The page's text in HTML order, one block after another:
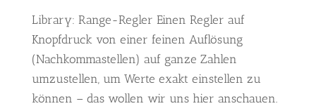
Library: Range-Regler Einen Regler auf
Knopfdruck von einer feinen Auflösung
(Nachkommastellen) auf ganze Zahlen
umzustellen, um Werte exakt einstellen zu
können – das wollen wir uns hier anschauen.